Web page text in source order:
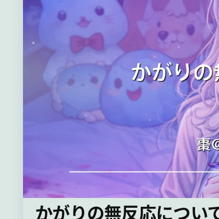
かがりの無反応につい